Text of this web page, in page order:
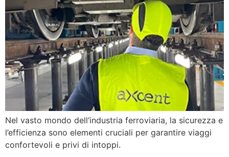
Nel vasto mondo dell’industria ferroviaria, la sicurezza e
l’efficienza sono elementi cruciali per garantire viaggi
confortevoli e privi di intoppi.